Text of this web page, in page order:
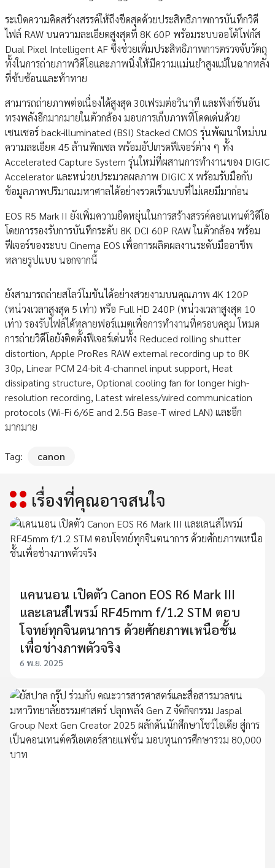
ระเบิดความคิดสร้างสรรค์ให้ถึงขีดสุดด้วยประสิทธิภาพการบันทึกวิดี
ไฟล์ RAW บนความละเอียดสูงสุดที่ 8K 60P พร้อมระบบออโต้โฟกัส
Dual Pixel Intelligent AF ซึ่งช่วยเพิ่มประสิทธิภาพการตรวจจับวัตถุ
ทั้งในการถ่ายภาพวิดีโอและภาพนิ่งให้มีความแม่นยำสูงแม้ในฉากหลัง
ที่ซ้บซ้อนและท้าทาย
สามารถถ่ายภาพต่อเนื่องได้สูงสุด 30เฟรมต่อวินาที และฟังก์ชันอัน
ทรงพลังอีกมากมายในตัวกล้อง มอบการเก็บภาพที่โดดเด่นด้วย
เซนเซอร์ back-illuminated (BSI) Stacked CMOS รุ่นพัฒนาใหม่บน
ความละเอียด 45 ล้านพิกเซล พร้อมอัปเกรดฟีเจอร์ต่าง ๆ ทั้ง
Accelerated Capture System รุ่นใหม่ที่ผสานการทำงานของ DIGIC
Accelerator และหน่วยประมวลผลภาพ DIGIC X พร้อมรับมือกับ
ข้อมูลภาพปริมาณมหาศาลได้อย่างรวดเร็วแบบที่ไม่เคยมีมาก่อน
EOS R5 Mark II ยังเพิ่มความยืดหยุ่นในการสร้างสรรค์คอนเทนต์วิดีโอ
โดยการรองรับการบันทึกระดับ 8K DCI 60P RAW ในตัวกล้อง พร้อม
ฟีเจอร์ของระบบ Cinema EOS เพื่อการผลิตผลงานระดับมืออาชีพ
หลายรูปแบบ นอกจากนี้
ยังสามารถถ่ายสโลว์โมชันได้อย่างสวยงามบนคุณภาพ 4K 120P
(หน่วงเวลาสูงสุด 5 เท่า) หรือ Full HD 240P (หน่วงเวลาสูงสุด 10
เท่า) รองรับไฟล์ได้หลายฟอร์แมตเพื่อการทำงานที่ครอบคลุม โหมด
การถ่ายวิดีโอยังติดตั้งฟีเจอร์เด่นทั้ง Reduced rolling shutter
distortion, Apple ProRes RAW external recording up to 8K
30p, Linear PCM 24-bit 4-channel input support, Heat
dissipating structure, Optional cooling fan for longer high-
resolution recording, Latest wireless/wired communication
protocols (Wi-Fi 6/6E and 2.5G Base-T wired LAN) และอีก
มากมาย
Tag: canon
เรื่องที่คุณอาจสนใจ
แคนนอน เปิดตัว Canon EOS R6 Mark III
และเลนส์ไพรม์ RF45mm f/1.2 STM ตอบ
โจทย์ทุกจินตนาการ ด้วยศักยภาพเหนือชั้น
เพื่อช่างภาพตัวจริง
6 พ.ย. 2025